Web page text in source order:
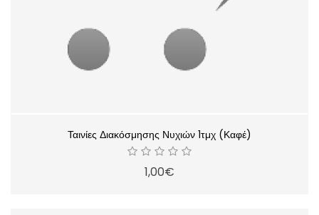
Ταινίες Διακόσμησης Νυχιών 1τμχ (Καφέ)
1,00€